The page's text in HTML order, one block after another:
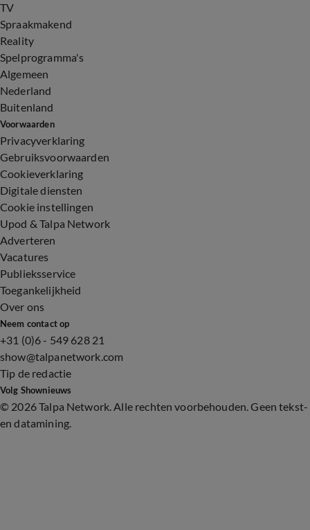
TV
Spraakmakend
Reality
Spelprogramma's
Algemeen
Nederland
Buitenland
Voorwaarden
Privacyverklaring
Gebruiksvoorwaarden
Cookieverklaring
Digitale diensten
Cookie instellingen
Upod & Talpa Network
Adverteren
Vacatures
Publieksservice
Toegankelijkheid
Over ons
Neem contact op
+31 (0)6 - 549 628 21
show@talpanetwork.com
Tip de redactie
Volg Shownieuws
© 2026 Talpa Network. Alle rechten voorbehouden. Geen tekst-
en datamining.